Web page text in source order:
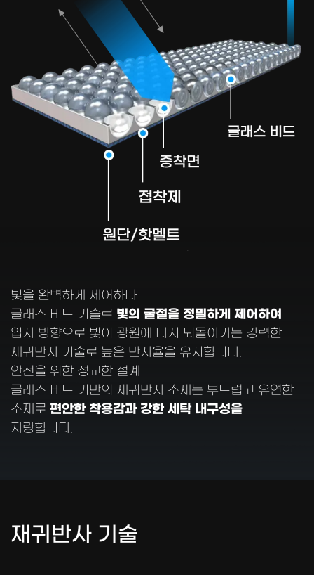
빛을 완벽하게 제어하다
글래스 비드 기술로 빛의 굴절을 정밀하게 제어하여
입사 방향으로 빛이 광원에 다시 되돌아가는 강력한
재귀반사 기술로 높은 반사율을 유지합니다.
안전을 위한 정교한 설계
글래스 비드 기반의 재귀반사 소재는 부드럽고 유연한
소재로 편안한 착용감과 강한 세탁 내구성을
자랑합니다.
재귀반사 기술